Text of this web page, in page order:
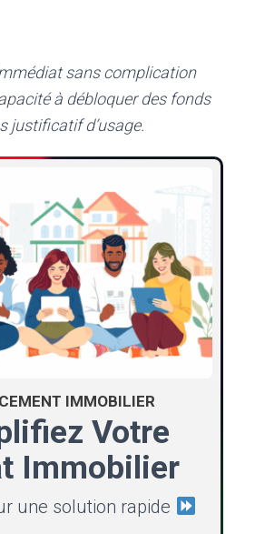
sans complication
à débloquer des fonds
justificatif d’usage.
IMMOBILIER
Votre
Immobilier
une solution rapide